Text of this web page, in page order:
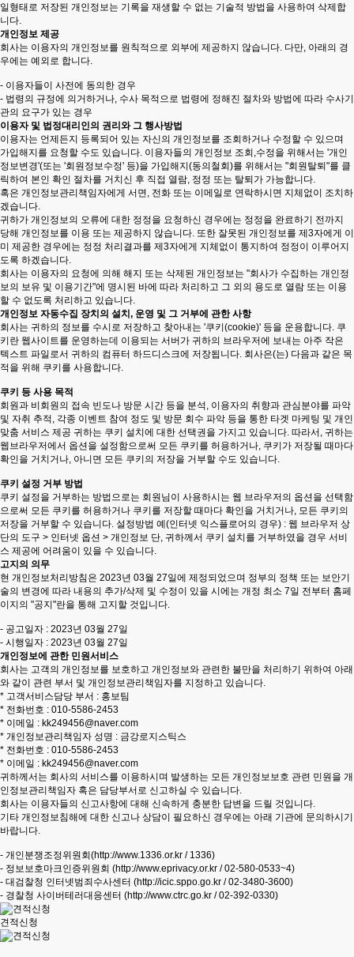
일형태로 저장된 개인정보는 기록을 재생할 수 없는 기술적 방법을 사용하여 삭제합
니다.
개인정보 제공
회사는 이용자의 개인정보를 원칙적으로 외부에 제공하지 않습니다. 다만, 아래의 경
우에는 예외로 합니다.
- 이용자들이 사전에 동의한 경우
- 법령의 규정에 의거하거나, 수사 목적으로 법령에 정해진 절차와 방법에 따라 수사기
관의 요구가 있는 경우
이용자 및 법정대리인의 권리와 그 행사방법
이용자는 언제든지 등록되어 있는 자신의 개인정보를 조회하거나 수정할 수 있으며
가입해지를 요청할 수도 있습니다. 이용자들의 개인정보 조회,수정을 위해서는 '개인
정보변경'(또는 '회원정보수정' 등)을 가입해지(동의철회)를 위해서는 "회원탈퇴"를 클
릭하여 본인 확인 절차를 거치신 후 직접 열람, 정정 또는 탈퇴가 가능합니다.
혹은 개인정보관리책임자에게 서면, 전화 또는 이메일로 연락하시면 지체없이 조치하
겠습니다.
귀하가 개인정보의 오류에 대한 정정을 요청하신 경우에는 정정을 완료하기 전까지
당해 개인정보를 이용 또는 제공하지 않습니다. 또한 잘못된 개인정보를 제3자에게 이
미 제공한 경우에는 정정 처리결과를 제3자에게 지체없이 통지하여 정정이 이루어지
도록 하겠습니다.
회사는 이용자의 요청에 의해 해지 또는 삭제된 개인정보는 "회사가 수집하는 개인정
보의 보유 및 이용기간"에 명시된 바에 따라 처리하고 그 외의 용도로 열람 또는 이용
할 수 없도록 처리하고 있습니다.
개인정보 자동수집 장치의 설치, 운영 및 그 거부에 관한 사항
회사는 귀하의 정보를 수시로 저장하고 찾아내는 '쿠키(cookie)' 등을 운용합니다. 쿠
키란 웹사이트를 운영하는데 이용되는 서버가 귀하의 브라우저에 보내는 아주 작은
텍스트 파일로서 귀하의 컴퓨터 하드디스크에 저장됩니다. 회사은(는) 다음과 같은 목
적을 위해 쿠키를 사용합니다.
쿠키 등 사용 목적
회원과 비회원의 접속 빈도나 방문 시간 등을 분석, 이용자의 취향과 관심분야를 파악
및 자취 추적, 각종 이벤트 참여 정도 및 방문 회수 파악 등을 통한 타겟 마케팅 및 개인
맞춤 서비스 제공 귀하는 쿠키 설치에 대한 선택권을 가지고 있습니다. 따라서, 귀하는
웹브라우저에서 옵션을 설정함으로써 모든 쿠키를 허용하거나, 쿠키가 저장될 때마다
확인을 거치거나, 아니면 모든 쿠키의 저장을 거부할 수도 있습니다.
쿠키 설정 거부 방법
쿠키 설정을 거부하는 방법으로는 회원님이 사용하시는 웹 브라우저의 옵션을 선택함
으로써 모든 쿠키를 허용하거나 쿠키를 저장할 때마다 확인을 거치거나, 모든 쿠키의
저장을 거부할 수 있습니다. 설정방법 예(인터넷 익스플로어의 경우) : 웹 브라우저 상
단의 도구 > 인터넷 옵션 > 개인정보 단, 귀하께서 쿠키 설치를 거부하였을 경우 서비
스 제공에 어려움이 있을 수 있습니다.
고지의 의무
현 개인정보처리방침은 2023년 03월 27일에 제정되었으며 정부의 정책 또는 보안기
술의 변경에 따라 내용의 추가/삭제 및 수정이 있을 시에는 개정 최소 7일 전부터 홈페
이지의 "공지"란을 통해 고지할 것입니다.
- 공고일자 : 2023년 03월 27일
- 시행일자 : 2023년 03월 27일
개인정보에 관한 민원서비스
회사는 고객의 개인정보를 보호하고 개인정보와 관련한 불만을 처리하기 위하여 아래
와 같이 관련 부서 및 개인정보관리책임자를 지정하고 있습니다.
* 고객서비스담당 부서 : 홍보팀
* 전화번호 : 010-5586-2453
* 이메일 : kk249456@naver.com
* 개인정보관리책임자 성명 : 금강로지스틱스
* 전화번호 : 010-5586-2453
* 이메일 : kk249456@naver.com
귀하께서는 회사의 서비스를 이용하시며 발생하는 모든 개인정보보호 관련 민원을 개
인정보관리책임자 혹은 담당부서로 신고하실 수 있습니다.
회사는 이용자들의 신고사항에 대해 신속하게 충분한 답변을 드릴 것입니다.
기타 개인정보침해에 대한 신고나 상담이 필요하신 경우에는 아래 기관에 문의하시기
바랍니다.
- 개인분쟁조정위원회(http://www.1336.or.kr / 1336)
- 정보보호마크인증위원회 (http://www.eprivacy.or.kr / 02-580-0533~4)
- 대검찰청 인터넷범죄수사센터 (http://icic.sppo.go.kr / 02-3480-3600)
- 경찰청 사이버테러대응센터 (http://www.ctrc.go.kr / 02-392-0330)
견적신청